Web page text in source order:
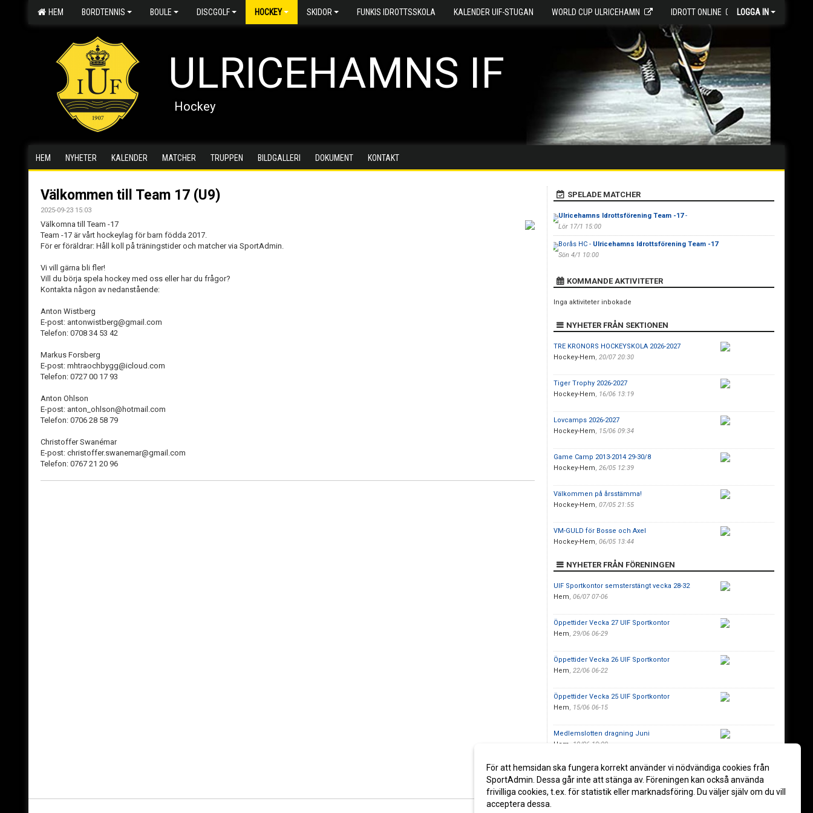
HEM BORDTENNIS BOULE DISCGOLF HOCKEY SKIDOR FUNKIS IDROTTSSKOLA KALENDER UIF-STUGAN WORLD CUP ULRICEHAMN IDROTT ONLINE LOGGA IN
ULRICEHAMNS IF
Hockey
HEM NYHETER KALENDER MATCHER TRUPPEN BILDGALLERI DOKUMENT KONTAKT
Välkommen till Team 17 (U9)
2025-09-23 15:03
Välkomna till Team -17
Team -17 är vårt hockeylag för barn födda 2017.
För er föräldrar: Håll koll på träningstider och matcher via SportAdmin.
Vi vill gärna bli fler!
Vill du börja spela hockey med oss eller har du frågor?
Kontakta någon av nedanstående:
Anton Wistberg
E-post: antonwistberg@gmail.com
Telefon: 0708 34 53 42
Markus Forsberg
E-post: mhtraochbygg@icloud.com
Telefon: 0727 00 17 93
Anton Ohlson
E-post: anton_ohlson@hotmail.com
Telefon: 0706 28 58 79
Christoffer Swanémar
E-post: christoffer.swanemar@gmail.com
Telefon: 0767 21 20 96
SPELADE MATCHER
Ulricehamns Idrottsförening Team -17-
Lör 17/1 15:00
Borås HC - Ulricehamns Idrottsförening Team -17
Sön 4/1 10:00
KOMMANDE AKTIVITETER
Inga aktiviteter inbokade
NYHETER FRÅN SEKTIONEN
TRE KRONORS HOCKEYSKOLA 2026-2027
Hockey-Hem,20/07 20:30
Tiger Trophy 2026-2027
Hockey-Hem, 16/06 13:19
Lovcamps 2026-2027
Hockey-Hem, 15/06 09:34
Game Camp 2013-2014 29-30/8
Hockey-Hem,26/05 12:39
Välkommen på årsstämma!
Hockey-Hem,07/05 21:55
VM-GULD för Bosse och Axel
Hockey-Hem,06/05 13:44
NYHETER FRÅN FÖRENINGEN
UIF Sportkontor semsterstängt vecka 28-32
Hem,06/07 07-06
Öppettider Vecka 27 UIF Sportkontor
Hem,29/06 06-29
Öppettider Vecka 26 UIF Sportkontor
Hem,22/06 06-22
Öppettider Vecka 25 UIF Sportkontor
Hem, 15/06 06-15
Medlemslotten dragning Juni
Hem
10/06 10:00
Öppettider vecka 24
Hem,08/06 06-08
För att hemsidan ska fungera korrekt använder vi nödvändiga cookies från
SportAdmin. Dessa går inte att stänga av. Föreningen kan också använda
frivilliga cookies, t.ex. för statistik eller marknadsföring. Du väljer själv om du vill
acceptera dessa.